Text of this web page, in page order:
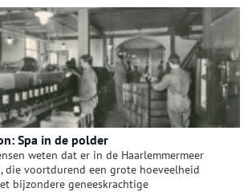
Spa in de polder
weten dat er in de Haarlemmermeer
die voortdurend een grote hoeveelheid
bijzondere geneeskrachtige